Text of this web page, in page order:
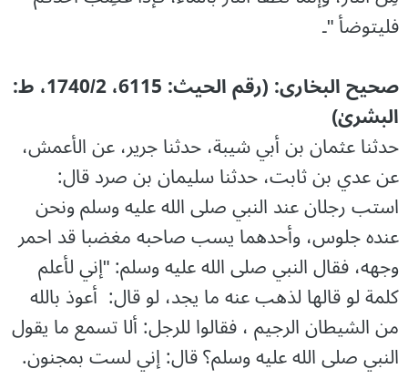
فليتوضأ "۔
صحیح البخاری: (رقم الحیث: 6115، 1740/2، ط:
البشریٰ)
حدثنا عثمان بن أبي شيبة، حدثنا جرير، عن الأعمش،
عن عدي بن ثابت، حدثنا سليمان بن صرد قال:
استب رجلان عند النبي صلى الله عليه وسلم ونحن
عنده جلوس، وأحدهما يسب صاحبه مغضبا قد احمر
وجهه، فقال النبي صلى الله عليه وسلم: "إني لأعلم
كلمة لو قالها لذهب عنه ما يجد، لو قال: ‌ أعوذ ‌بالله
من الشيطان الرجيم ، فقالوا للرجل: ألا تسمع ما يقول
النبي صلى الله عليه وسلم؟ قال: إني لست بمجنون.